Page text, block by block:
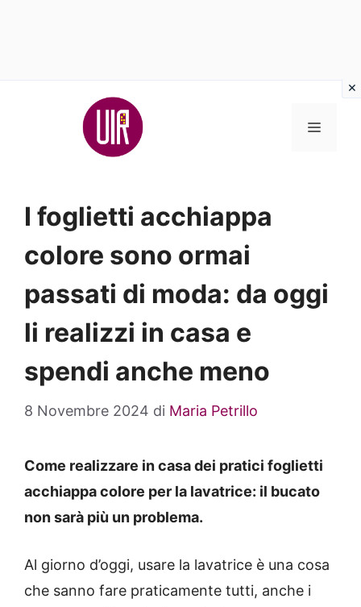
MENU
I foglietti acchiappa
colore sono ormai
passati di moda: da oggi
li realizzi in casa e
spendi anche meno
8 Novembre 2024 di Maria Petrillo
Come realizzare in casa dei pratici foglietti
acchiappa colore per la lavatrice: il bucato
non sarà più un problema.
Al giorno d’oggi, usare la lavatrice è una cosa
che sanno fare praticamente tutti, anche i